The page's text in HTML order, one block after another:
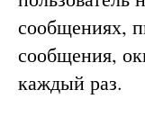
сообщениях,
сообщения,
каждый раз.